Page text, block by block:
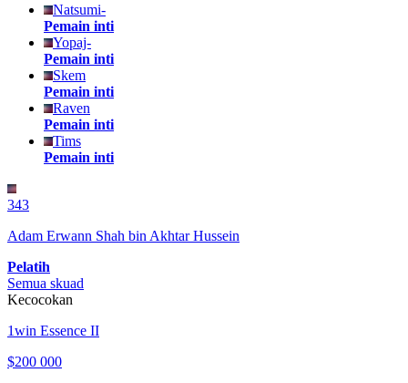
Natsumi-
Pemain inti
Yopaj-
Pemain inti
Skem
Pemain inti
Raven
Pemain inti
Tims
Pemain inti
343
Adam Erwann Shah bin Akhtar Hussein
Pelatih
Semua skuad
Kecocokan
1win Essence II
$200 000